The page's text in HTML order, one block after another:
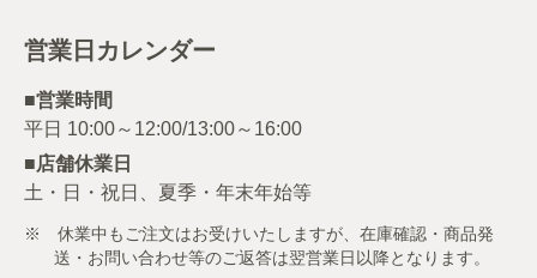
営業日カレンダー
■営業時間
■店舗休業日
土・日・祝日、夏季・年末年始等
※ 休業中もご注文はお受けいたしますが、在庫確認・商品発
送・お問い合わせ等のご返答は翌営業日以降となります。